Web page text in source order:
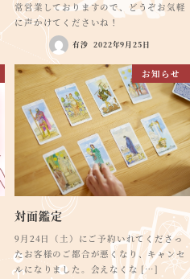
常営業しておりますので、どうぞお気軽
に声かけてくださいね！
有沙 2022年9月25日
お知らせ
対面鑑定
9月24日（土）にご予約いれてくださっ
たお客様のご都合が悪くなり、キャンセ
ルになりました。会えなくな […]